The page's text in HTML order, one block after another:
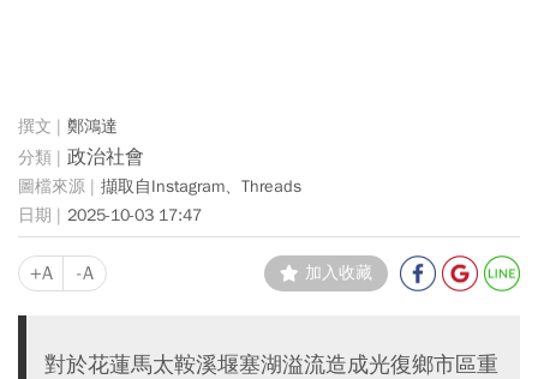
鄭鴻達
政治社會
擷取自Instagram、Threads
2025-10-03 17:47
+A -A 加入收藏
對於花蓮馬太鞍溪堰塞湖溢流造成光復鄉市區重